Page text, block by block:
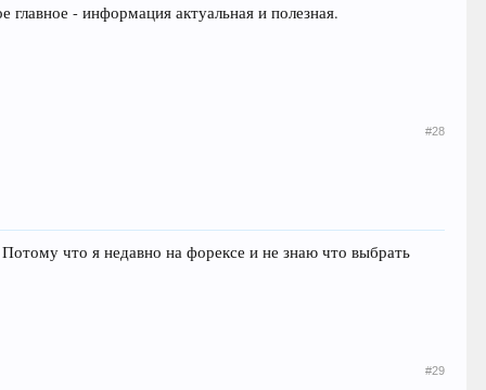
- информация актуальная и полезная.
#28
что я недавно на форексе и не знаю что выбрать
#29